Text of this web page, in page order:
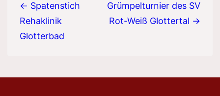
← Spatenstich
Rehaklinik
Glotterbad
Grümpelturnier des SV
Rot-Weiß Glottertal →